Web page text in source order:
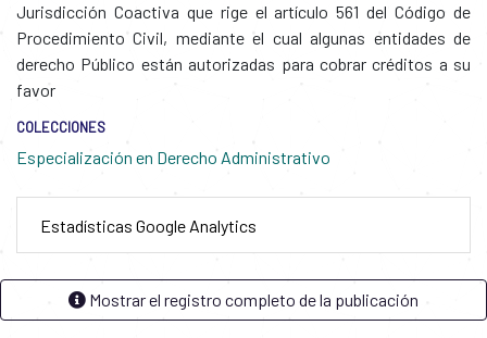
Jurisdicción Coactiva que rige el artículo 561 del Código de
Procedimiento Civil, mediante el cual algunas entidades de
derecho Público están autorizadas para cobrar créditos a su
favor
COLECCIONES
Especialización en Derecho Administrativo
Estadísticas Google Analytics
Mostrar el registro completo de la publicación